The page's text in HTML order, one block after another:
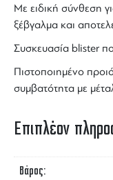
Με ειδική σύνθεση
ξέβγαλμα και
Συσκευασία blister
Πιστοποιημένο
συμβατότητα με
Επιπλέον
Βάρος